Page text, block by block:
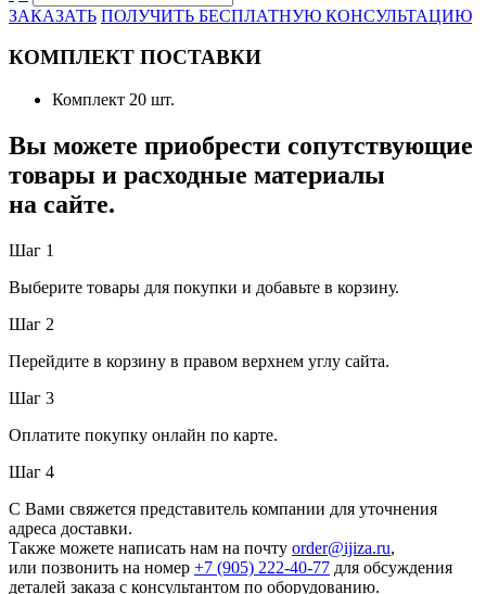
ЗАКАЗАТЬ ПОЛУЧИТЬ БЕСПЛАТНУЮ КОНСУЛЬТАЦИЮ
КОМПЛЕКТ ПОСТАВКИ
Комплект 20 шт.
Вы можете приобрести сопутствующие
товары и расходные материалы
на сайте.
Шаг 1
Выберите товары для покупки и добавьте в корзину.
Шаг 2
Перейдите в корзину в правом верхнем углу сайта.
Шаг 3
Оплатите покупку онлайн по карте.
Шаг 4
С Вами свяжется представитель компании для уточнения
адреса доставки.
Также можете написать нам на почту order@ijiza.ru,
или позвонить на номер +7 (905) 222‑40‑77 для обсуждения
деталей заказа с консультантом по оборудованию.